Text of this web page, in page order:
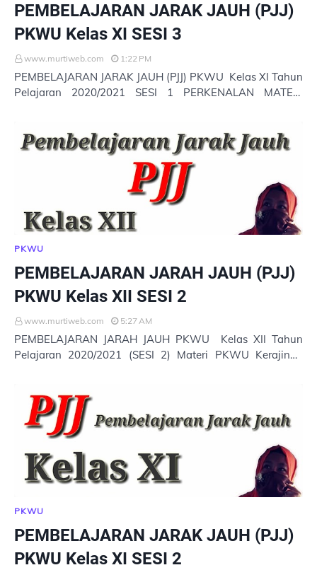
PEMBELAJARAN JARAK JAUH (PJJ)
PKWU Kelas XI SESI 3
www.murtiweb.com 1:22 PM
PEMBELAJARAN JARAK JAUH (PJJ) PKWU Kelas XI Tahun
Pelajaran 2020/2021 SESI 1 PERKENALAN MATERI
PKWU
PEMBELAJARAN JARAH JAUH (PJJ)
PKWU Kelas XII SESI 2
www.murtiweb.com 5:27 AM
PEMBELAJARAN JARAH JAUH PKWU Kelas XII Tahun
Pelajaran 2020/2021 (SESI 2) Materi PKWU Kerajinan
PKWU
PEMBELAJARAN JARAK JAUH (PJJ)
PKWU Kelas XI SESI 2